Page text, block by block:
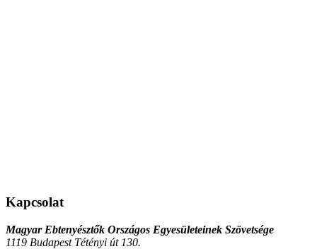
Kapcsolat
Magyar Ebtenyésztők Országos Egyesületeinek Szövetsége
1119 Budapest Tétényi út 130.